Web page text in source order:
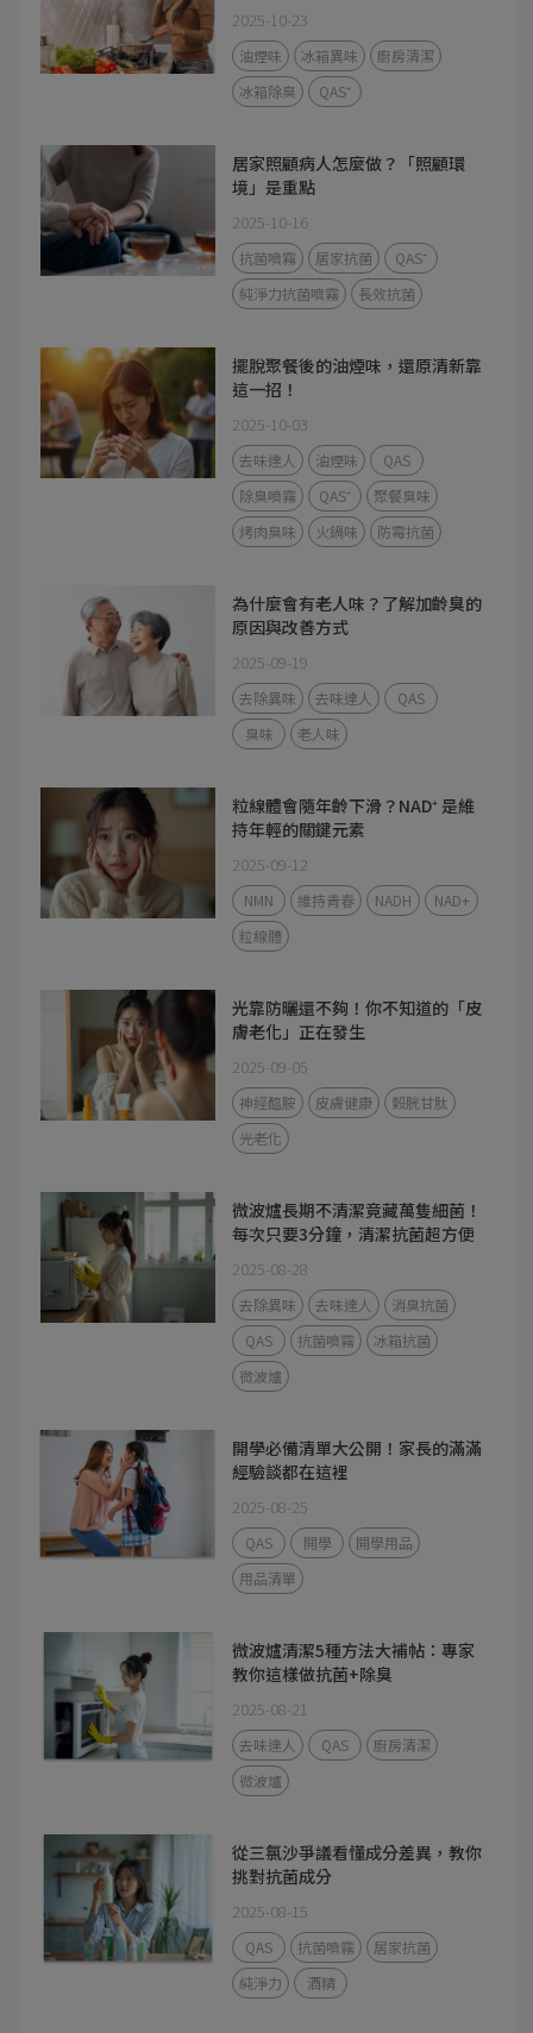
2025-10-23
油煙味 冰箱異味
廚房清潔
冰箱除臭
QAS⁺
居家照顧病人怎麼做？「照顧環
境」是重點
2025-10-16
抗菌噴霧 居家抗菌
QAS⁺
純淨力抗菌噴霧
長效抗菌
擺脫聚餐後的油煙味，還原清新靠
這一招！
2025-10-03
去味達人 油煙味
QAS
除臭噴霧
QAS⁺
聚餐臭味
烤肉臭味
火鍋味 防霉抗菌
為什麼會有老人味？了解加齡臭的
原因與改善方式
2025-09-19
去除異味 去味達人
QAS
臭味
老人味
粒線體會隨年齡下滑？NAD⁺ 是維
持年輕的關鍵元素
2025-09-12
NMN 維持青春 NADH
NAD+
粒線體
光靠防曬還不夠！你不知道的「皮
膚老化」正在發生
2025-09-05
神經醯胺 皮膚健康
穀胱甘肽
光老化
微波爐長期不清潔竟藏萬隻細菌！
每次只要3分鐘，清潔抗菌超方便
2025-08-28
去除異味 去味達人
消臭抗菌
QAS
抗菌噴霧
冰箱抗菌
微波爐
開學必備清單大公開！家長的滿滿
經驗談都在這裡
2025-08-25
QAS 開學
開學用品
用品清單
微波爐清潔5種方法大補帖：專家
教你這樣做抗菌+除臭
2025-08-21
去味達人 QAS
廚房清潔
微波爐
從三氯沙爭議看懂成分差異，教你
挑對抗菌成分
2025-08-15
QAS 抗菌噴霧
居家抗菌
純淨力
酒精